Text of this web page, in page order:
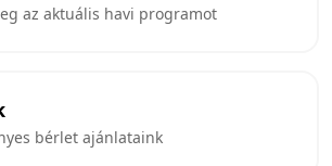
az aktuális havi programot
bérlet ajánlataink